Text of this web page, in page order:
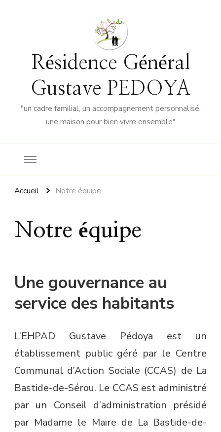
Résidence Général
Gustave PEDOYA
"un cadre familial, un accompagnement personnalisé,
une maison pour bien vivre ensemble"
Accueil Notre équipe
Notre équipe
Une gouvernance au
service des habitants
L’EHPAD Gustave Pédoya est un
établissement public géré par le Centre
Communal d’Action Sociale (CCAS) de La
Bastide-de-Sérou. Le CCAS est administré
par un Conseil d’administration présidé
par Madame le Maire de La Bastide-de-